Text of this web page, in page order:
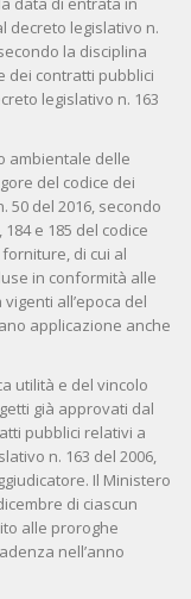
decreto legislativo n.
la disciplina
dei contratti pubblici
legislativo n. 163
ambientale delle
del codice dei
50 del 2016, secondo
e 185 del codice
di cui al
in conformità alle
all’epoca del
applicazione anche
utilità e del vincolo
già approvati dal
pubblici relativi a
n. 163 del 2006,
Il Ministero
di ciascun
alle proroghe
nell’anno